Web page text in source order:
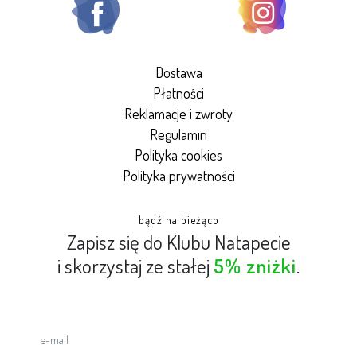
Dostawa
Płatności
Reklamacje i zwroty
Regulamin
Polityka cookies
Polityka prywatności
bądź na bieżąco
Zapisz się do Klubu Natapecie
i skorzystaj ze stałej 5% zniżki.